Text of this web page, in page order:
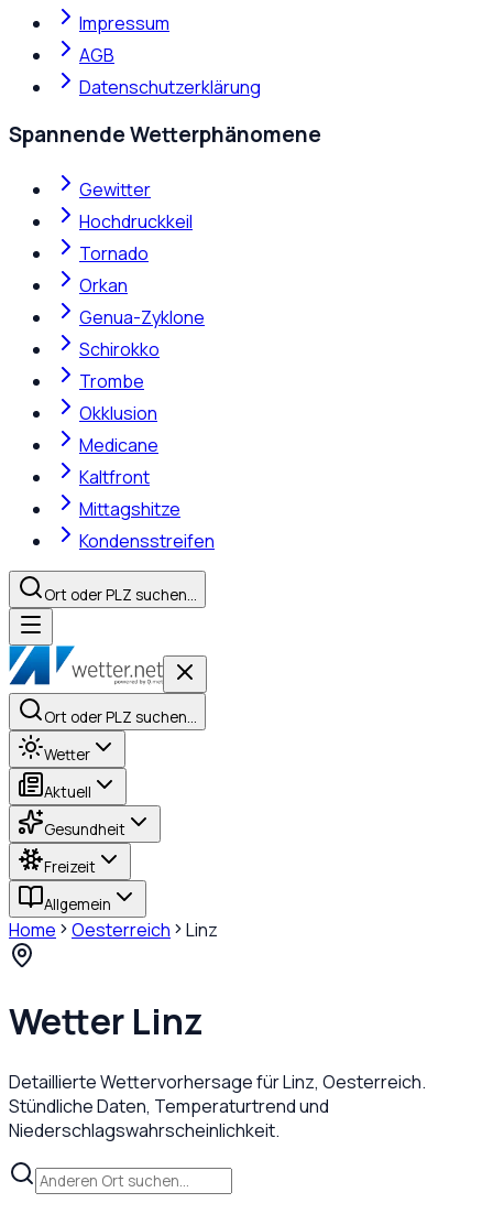
Impressum
AGB
Datenschutzerklärung
Spannende Wetterphänomene
Gewitter
Hochdruckkeil
Tornado
Orkan
Genua-Zyklone
Schirokko
Trombe
Okklusion
Medicane
Kaltfront
Mittagshitze
Kondensstreifen
Ort oder PLZ suchen…
Ort oder PLZ suchen…
Wetter
Aktuell
Gesundheit
Freizeit
Allgemein
Home Oesterreich Linz
Wetter Linz
Detaillierte Wettervorhersage fürLinz, Oesterreich.
Stündliche Daten, Temperaturtrend und
Niederschlagswahrscheinlichkeit.